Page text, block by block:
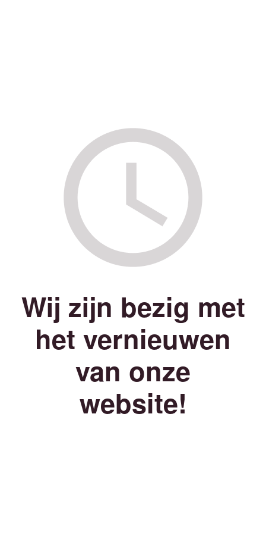
Wij zijn bezig met
het vernieuwen
van onze
website!